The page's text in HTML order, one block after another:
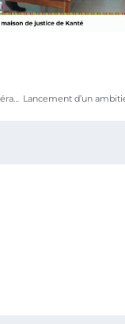
Le Gouvernement accentue la lutte contre les discriminations et l’intolérance au Togo